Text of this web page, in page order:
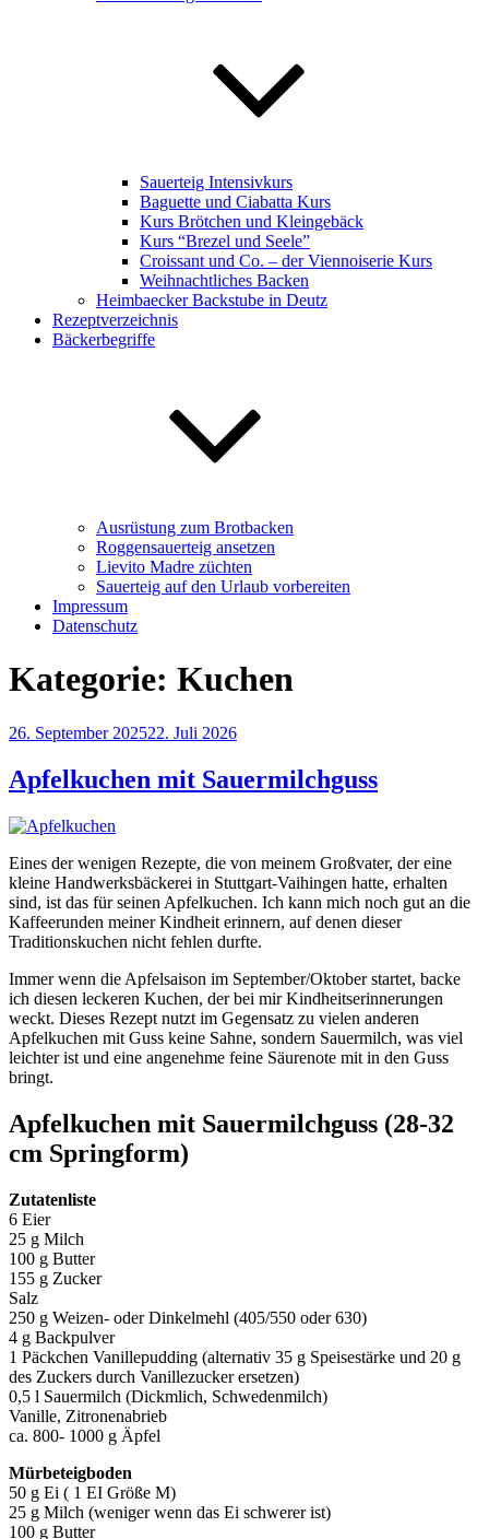
Sauerteig Intensivkurs
Baguette und Ciabatta Kurs
Kurs Brötchen und Kleingebäck
Kurs “Brezel und Seele”
Croissant und Co. – der Viennoiserie Kurs
Weihnachtliches Backen
Heimbaecker Backstube in Deutz
Rezeptverzeichnis
Bäckerbegriffe
Ausrüstung zum Brotbacken
Roggensauerteig ansetzen
Lievito Madre züchten
Sauerteig auf den Urlaub vorbereiten
Impressum
Datenschutz
Kategorie: Kuchen
Veröffentlicht
26. September 202522. Juli 2026
Apfelkuchen mit Sauermilchguss
Eines der wenigen Rezepte, die von meinem Großvater, der eine
kleine Handwerksbäckerei in Stuttgart-Vaihingen hatte, erhalten
sind, ist das für seinen Apfelkuchen. Ich kann mich noch gut an die
Kaffeerunden meiner Kindheit erinnern, auf denen dieser
Traditionskuchen nicht fehlen durfte.
Immer wenn die Apfelsaison im September/Oktober startet, backe
ich diesen leckeren Kuchen, der bei mir Kindheitserinnerungen
weckt. Dieses Rezept nutzt im Gegensatz zu vielen anderen
Apfelkuchen mit Guss keine Sahne, sondern Sauermilch, was viel
leichter ist und eine angenehme feine Säurenote mit in den Guss
bringt.
Apfelkuchen mit Sauermilchguss (28-32
cm Springform)
Zutatenliste
6 Eier
25 g Milch
100 g Butter
155 g Zucker
Salz
250 g Weizen- oder Dinkelmehl (405/550 oder 630)
4 g Backpulver
1 Päckchen Vanillepudding (alternativ 35 g Speisestärke und 20 g
des Zuckers durch Vanillezucker ersetzen)
0,5 l Sauermilch (Dickmlich, Schwedenmilch)
Vanille, Zitronenabrieb
ca. 800- 1000 g Äpfel
Mürbeteigboden
50 g Ei ( 1 EI Größe M)
25 g Milch (weniger wenn das Ei schwerer ist)
100 g Butter